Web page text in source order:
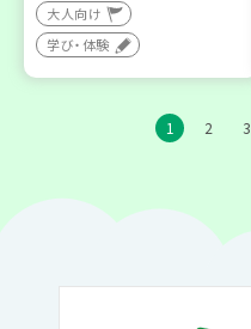
大人向け
学び・体験
1 2 3